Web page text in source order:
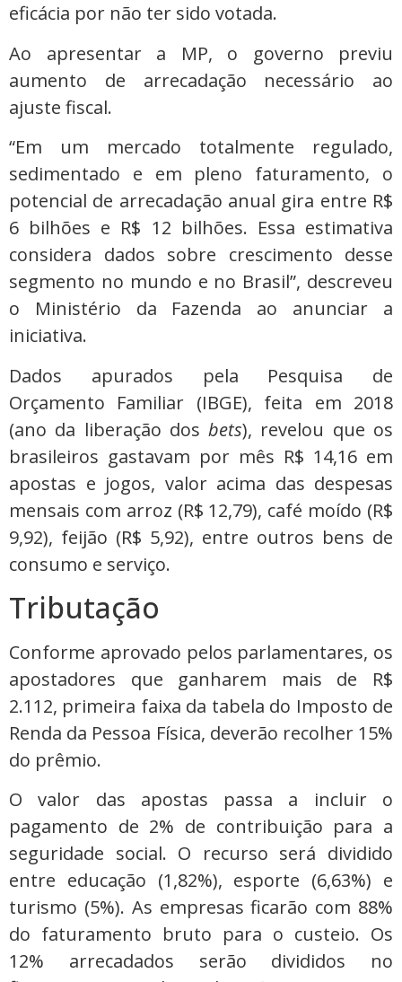
eficácia por não ter sido votada.
Ao apresentar a MP, o governo previu
aumento de arrecadação necessário ao
ajuste fiscal.
“Em um mercado totalmente regulado,
sedimentado e em pleno faturamento, o
potencial de arrecadação anual gira entre R$
6 bilhões e R$ 12 bilhões. Essa estimativa
considera dados sobre crescimento desse
segmento no mundo e no Brasil”, descreveu
o Ministério da Fazenda ao anunciar a
iniciativa.
Dados apurados pela Pesquisa de
Orçamento Familiar (IBGE), feita em 2018
(ano da liberação dosbets), revelou que os
brasileiros gastavam por mês R$ 14,16 em
apostas e jogos, valor acima das despesas
mensais com arroz (R$ 12,79), café moído (R$
9,92), feijão (R$ 5,92), entre outros bens de
consumo e serviço.
Tributação
Conforme aprovado pelos parlamentares, os
apostadores que ganharem mais de R$
2.112, primeira faixa da tabela do Imposto de
Renda da Pessoa Física, deverão recolher 15%
do prêmio.
O valor das apostas passa a incluir o
pagamento de 2% de contribuição para a
seguridade social. O recurso será dividido
entre educação (1,82%), esporte (6,63%) e
turismo (5%). As empresas ficarão com 88%
do faturamento bruto para o custeio. Os
12% arrecadados serão divididos no